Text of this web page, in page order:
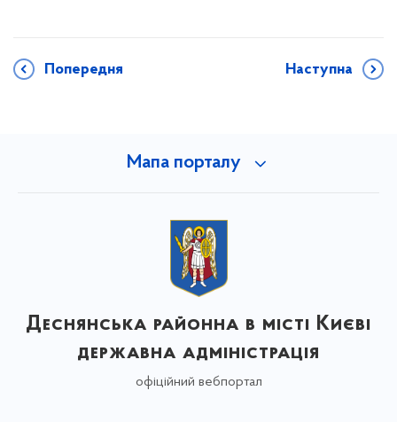
Попередня Наступна
Мапа порталу
Деснянська районна в місті Києві
державна адміністрація
офіційний вебпортал